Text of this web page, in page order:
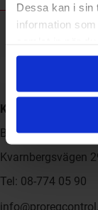
Dessa kan i sin
information
Kontakt
Box 1224, 141 25
Kvarnbergsvägen
Tel: 08-774 05 90